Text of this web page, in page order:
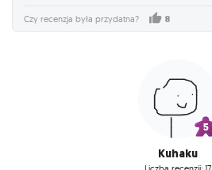
Czy recenzja była przydatna? 8
Kuhaku